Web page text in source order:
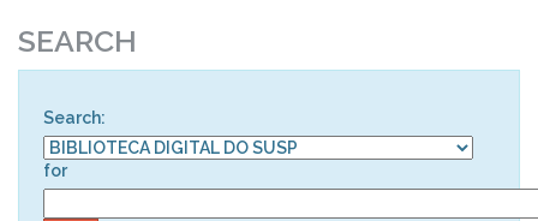
SEARCH
Search:
for